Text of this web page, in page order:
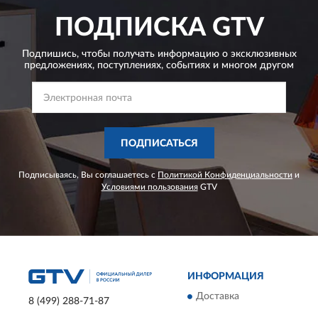
ПОДПИСКАGTV
Подпишись, чтобы получать информацию о эксклюзивных
предложениях, поступлениях, событиях и многом другом
ПОДПИСАТЬСЯ
Подписываясь, Вы соглашаетесь с Политикой Конфиденциальности и
Условиями пользованияGTV
8 (499) 288-71-87
ИНФОРМАЦИЯ
Доставка